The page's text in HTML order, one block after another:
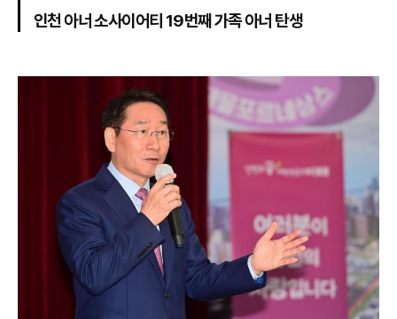
인천 아너 소사이어티 19번째 가족 아너 탄생